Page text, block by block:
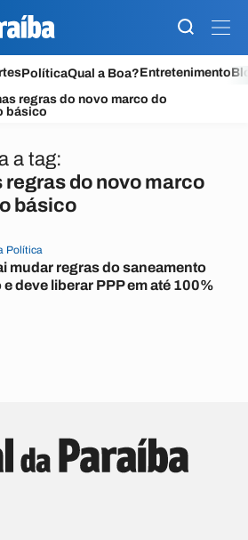
PolíticaQual a Boa?Entretenimento
regras do novo marco do
básico
a tag:
do novo marco
básico
Política
mudar regras do saneamento
deve liberar PPP em até 100%